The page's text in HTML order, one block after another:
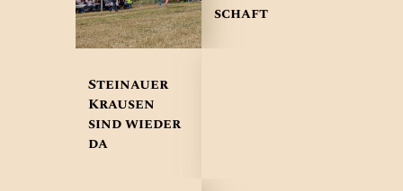
schaft
Steinauer
Krausen
sind wieder
da